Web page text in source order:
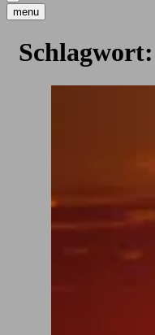
menu
Schlagwort: